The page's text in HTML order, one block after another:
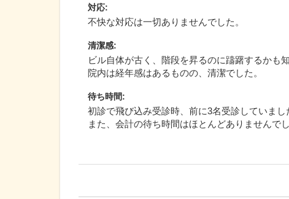
対応:
不快な対応は一切ありませんでした。
清潔感:
ビル自体が古く、階段を昇るのに躊躇するかも知
院内は経年感はあるものの、清潔でした。
待ち時間:
初診で飛び込み受診時、前に3名受診していま
また、会計の待ち時間はほとんどありませんでし